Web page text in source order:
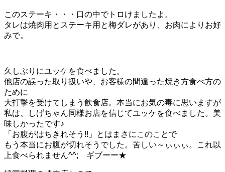
このステーキ・・・口の中でトロけましたよ。
タレは焼肉用とステーキ用と梅ダレがあり、お肉によりお好
みで。
久しぶりにユッケを食べました。
他店の誤った取り扱いや、お客様の間違った焼き方食べ方の
ために
大打撃を受けてしまう飲食店。本当にお気の毒に思いますが
私は、しげちゃん同様お店を信じてユッケを食べました。美
味しかったです♪
「お腹がはちきれそう!!」とはまさにこのことで
もう本当にお腹が切れそうでした。苦しい～ぃぃぃ。これ以
上食べられません^^; ギブーー★